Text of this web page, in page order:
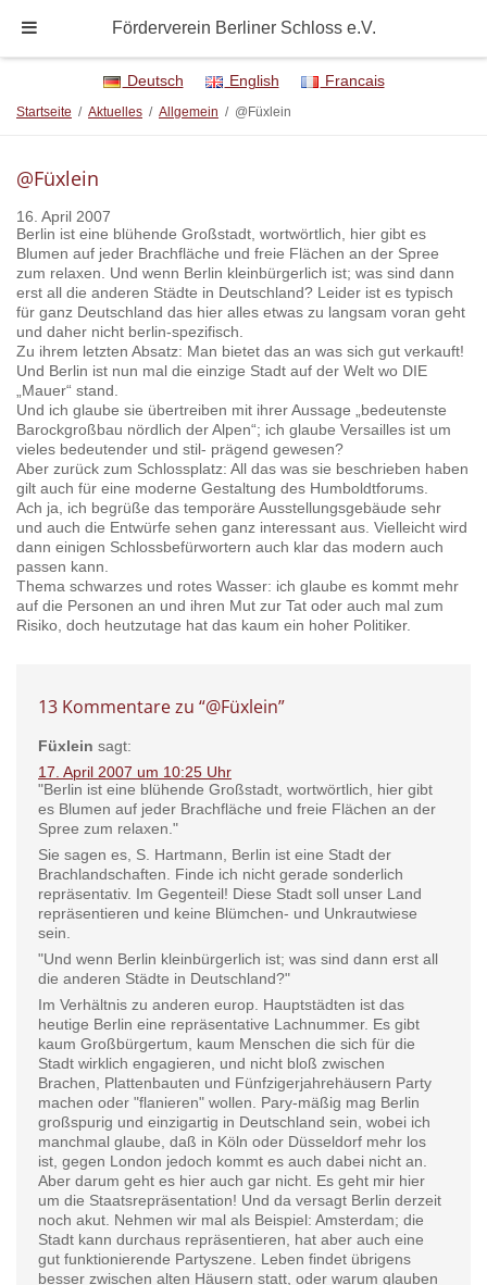
Deutsch English Francais
Startseite / Aktuelles / Allgemein / @Füxlein
@Füxlein
16. April 2007
Berlin ist eine blühende Großstadt, wortwörtlich, hier gibt es
Blumen auf jeder Brachfläche und freie Flächen an der Spree
zum relaxen. Und wenn Berlin kleinbürgerlich ist; was sind dann
erst all die anderen Städte in Deutschland? Leider ist es typisch
für ganz Deutschland das hier alles etwas zu langsam voran geht
und daher nicht berlin-spezifisch.
Zu ihrem letzten Absatz: Man bietet das an was sich gut verkauft!
Und Berlin ist nun mal die einzige Stadt auf der Welt wo DIE
„Mauer“ stand.
Und ich glaube sie übertreiben mit ihrer Aussage „bedeutenste
Barockgroßbau nördlich der Alpen“; ich glaube Versailles ist um
vieles bedeutender und stil- prägend gewesen?
Aber zurück zum Schlossplatz: All das was sie beschrieben haben
gilt auch für eine moderne Gestaltung des Humboldtforums.
Ach ja, ich begrüße das temporäre Ausstellungsgebäude sehr
und auch die Entwürfe sehen ganz interessant aus. Vielleicht wird
dann einigen Schlossbefürwortern auch klar das modern auch
passen kann.
Thema schwarzes und rotes Wasser: ich glaube es kommt mehr
auf die Personen an und ihren Mut zur Tat oder auch mal zum
Risiko, doch heutzutage hat das kaum ein hoher Politiker.
13 Kommentare zu “@Füxlein”
Füxlein sagt:
17. April 2007 um 10:25 Uhr
"Berlin ist eine blühende Großstadt, wortwörtlich, hier gibt
es Blumen auf jeder Brachfläche und freie Flächen an der
Spree zum relaxen."
Sie sagen es, S. Hartmann, Berlin ist eine Stadt der
Brachlandschaften. Finde ich nicht gerade sonderlich
repräsentativ. Im Gegenteil! Diese Stadt soll unser Land
repräsentieren und keine Blümchen- und Unkrautwiese
sein.
"Und wenn Berlin kleinbürgerlich ist; was sind dann erst all
die anderen Städte in Deutschland?"
Im Verhältnis zu anderen europ. Hauptstädten ist das
heutige Berlin eine repräsentative Lachnummer. Es gibt
kaum Großbürgertum, kaum Menschen die sich für die
Stadt wirklich engagieren, und nicht bloß zwischen
Brachen, Plattenbauten und Fünfzigerjahrehäusern Party
machen oder "flanieren" wollen. Pary-mäßig mag Berlin
großspurig und einzigartig in Deutschland sein, wobei ich
manchmal glaube, daß in Köln oder Düsseldorf mehr los
ist, gegen London jedoch kommt es auch dabei nicht an.
Aber darum geht es hier auch gar nicht. Es geht mir hier
um die Staatsrepräsentation! Und da versagt Berlin derzeit
noch akut. Nehmen wir mal als Beispiel: Amsterdam; die
Stadt kann durchaus repräsentieren, hat aber auch eine
gut funktionierende Partyszene. Leben findet übrigens
besser zwischen alten Häusern statt, oder warum glauben
Förderverein Berliner Schloss e.V.